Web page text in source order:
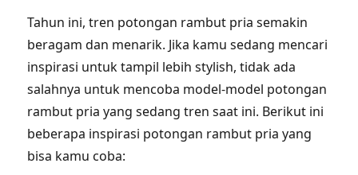
Tahun ini, tren potongan rambut pria semakin
beragam dan menarik. Jika kamu sedang mencari
inspirasi untuk tampil lebih stylish, tidak ada
salahnya untuk mencoba model-model potongan
rambut pria yang sedang tren saat ini. Berikut ini
beberapa inspirasi potongan rambut pria yang
bisa kamu coba: